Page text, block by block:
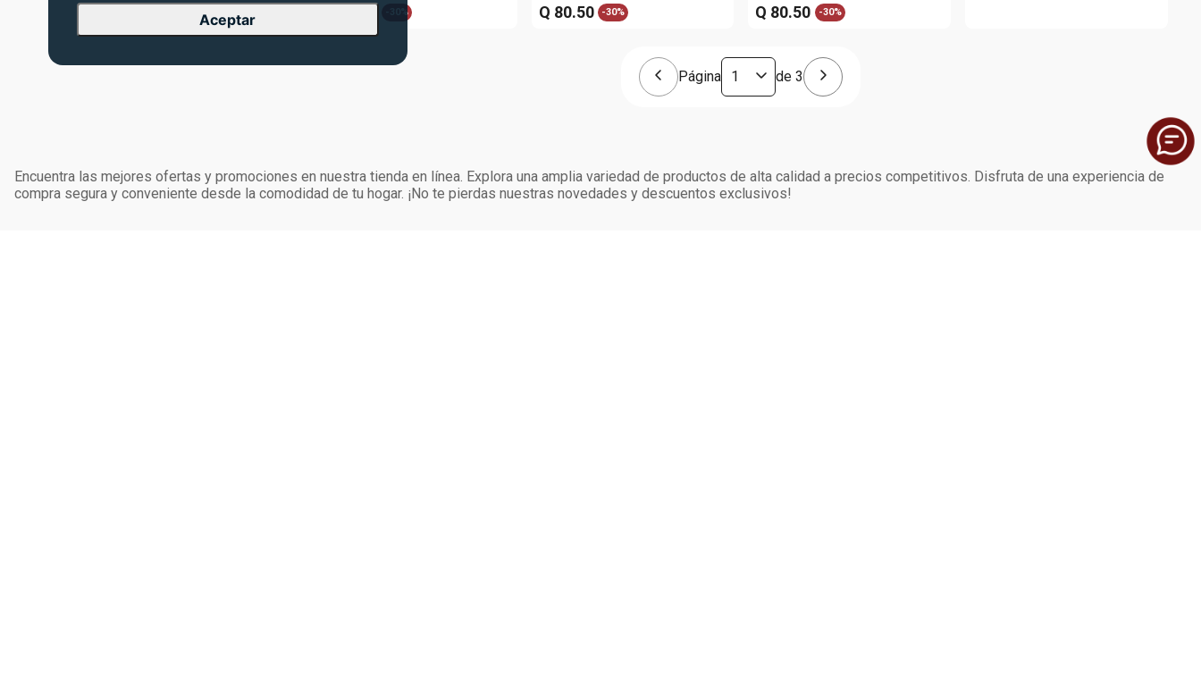
Aceptar 50 30% Q 80.50 -30% Q 80.50 -30%
Página de3
Encuentra las mejores ofertas y promociones en nuestra tienda en línea. Explora una amplia variedad de productos de alta calidad a precios competitivos. Disfruta de una experiencia de
compra segura y conveniente desde la comodidad de tu hogar. ¡No te pierdas nuestras novedades y descuentos exclusivos!